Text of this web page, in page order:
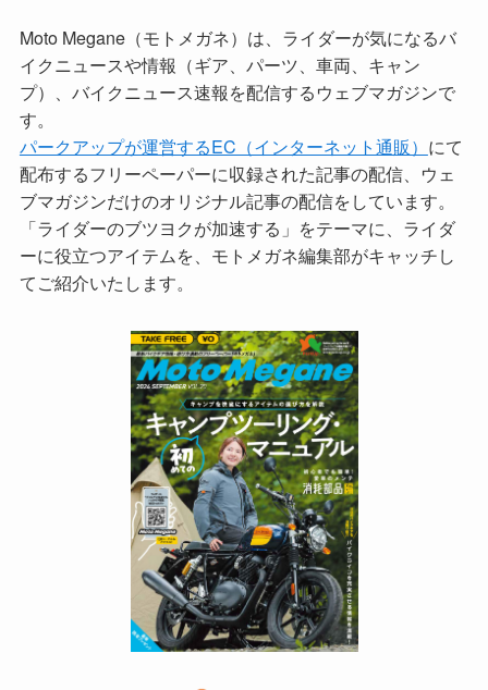
Moto Megane（モトメガネ）は、ライダーが気になるバ
イクニュースや情報（ギア、パーツ、車両、キャン
プ）、バイクニュース速報を配信するウェブマガジンで
す。
パークアップが運営するEC（インターネット通販） にて
配布するフリーペーパーに収録された記事の配信、ウェ
ブマガジンだけのオリジナル記事の配信をしています。
「ライダーのブツヨクが加速する」をテーマに、ライダ
ーに役立つアイテムを、モトメガネ編集部がキャッチし
てご紹介いたします。